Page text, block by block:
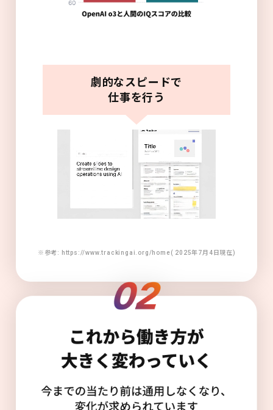
劇的なスピードで
仕事を行う
※参考: https://www.trackingai.org/home( 2025年7月4日現在)